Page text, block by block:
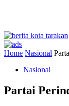
Home Nasional
Nasional
Partai